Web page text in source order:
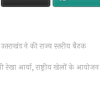
ने की राज्य स्तरीय बैठक
रेखा आर्या, राष्ट्रीय खेलों के